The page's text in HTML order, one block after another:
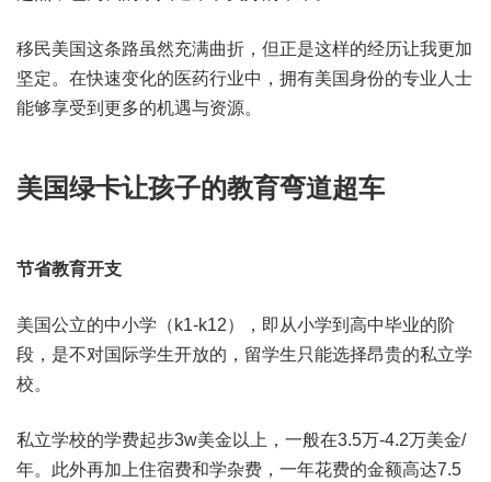
移民美国这条路虽然充满曲折，但正是这样的经历让我更加
坚定。在快速变化的医药行业中，拥有美国身份的专业人士
能够享受到更多的机遇与资源。
美国绿卡让孩子的教育弯道超车
节省教育开支
美国公立的中小学（k1-k12），即从小学到高中毕业的阶
段，是不对国际学生开放的，留学生只能选择昂贵的私立学
校。
私立学校的学费起步3w美金以上，一般在3.5万-4.2万美金/
年。此外再加上住宿费和学杂费，一年花费的金额高达7.5